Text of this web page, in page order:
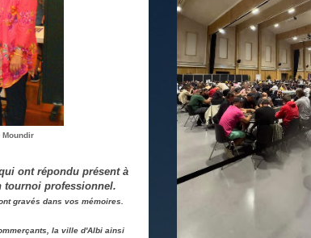
Moundir
ont répondu présent à
tournoi professionnel.
gravés dans vos mémoires.
la ville d'Albi ainsi